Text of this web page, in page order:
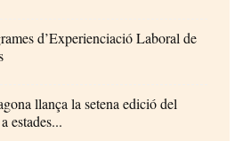
d’Experienciació Laboral de
llança la setena edició del
estades...